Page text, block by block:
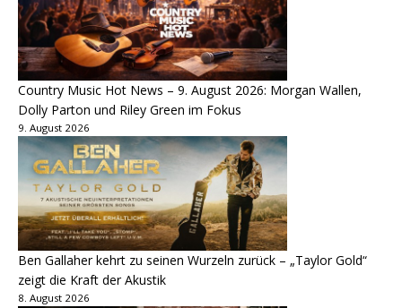
Country Music Hot News – 9. August 2026: Morgan Wallen,
Dolly Parton und Riley Green im Fokus
9. August 2026
Ben Gallaher kehrt zu seinen Wurzeln zurück – „Taylor Gold“
zeigt die Kraft der Akustik
8. August 2026